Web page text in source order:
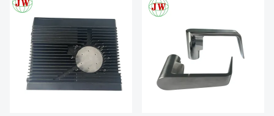
केवल प्रारंभिक डाई कोटेशन की तुलना
करते हैं, जबकि उच्च स्क्रैप दर, बार-बार
डाई रखरखाव और अतिरिक्त द्वितीयक
मशीनिंग सहित पूर्ण जीवनचक्र जोखिमों
को अनदेखा करते हैं। यह लेख पांच
व्यावहारिक आयामों का विश्लेषण करता
है: मूल परिशोधन लागत तर्क, प्रारंभिक
चरण में डीएफएम अनुकूलन, टूल स्टील
प्रमुख सुरक्षात्मक कोटिंग प्रौद्योगिकियाँ,
कोटिंग्स द्वारा बैच डाई कास्टिंग दोषों को
कैसे दूर किया जाता है, एल्युमीनियम डाई
कास्टिंग भागों के उत्पादन और सीएनसी
मशीनिंग भत्ते पर आधारित मिलान नियम,
साथ ही प्रत्येक फिनिश की लागत और
सेवा जीवन की तुलना। प्लाज्मा
नाइट्राइडिंग एक बुनियादी कम लागत